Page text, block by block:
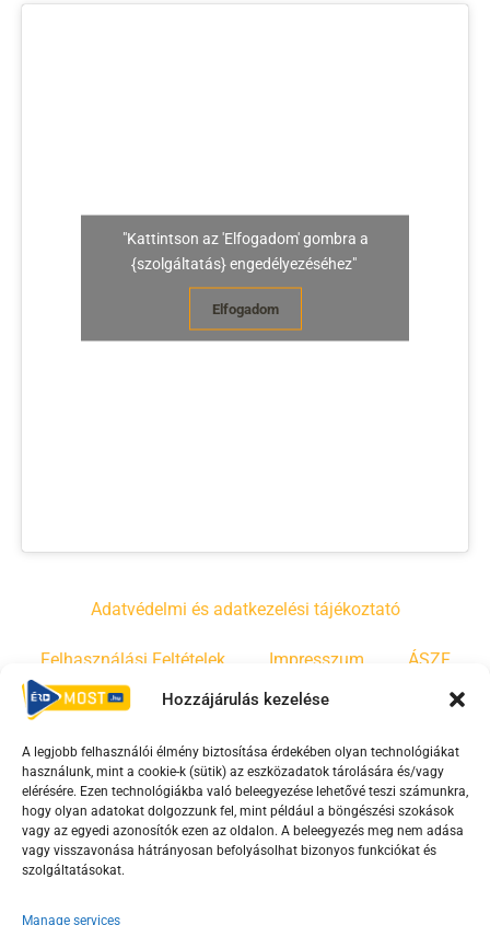
Hozzájárulás kezelése
A legjobb felhasználói élmény biztosítása érdekében olyan technológiákat
használunk, mint a cookie-k (sütik) az eszközadatok tárolására és/vagy
elérésére. Ezen technológiákba való beleegyezése lehetővé teszi számunkra,
hogy olyan adatokat dolgozzunk fel, mint például a böngészési szokások
vagy az egyedi azonosítók ezen az oldalon. A beleegyezés meg nem adása
vagy visszavonása hátrányosan befolyásolhat bizonyos funkciókat és
szolgáltatásokat.
Manage services
"Kattintson az 'Elfogadom' gombra a
{szolgáltatás} engedélyezéséhez"
Elfogadom
Adatvédelmi és adatkezelési tájékoztató
Felhasználási Feltételek Impresszum ÁSZF
Irányelvek Moderálási szabályzat
F
a
c
e
Y
o
u
t
T
i
k